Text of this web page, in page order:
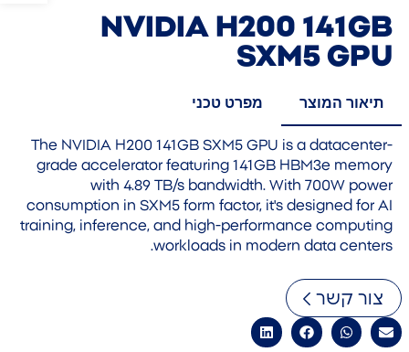
NVIDIA H200 141GB
SXM5 GPU
תיאור המוצר מפרט טכני
The NVIDIA H200 141GB SXM5 GPU is a datacenter-
grade accelerator featuring 141GB HBM3e memory
with 4.89 TB/s bandwidth. With 700W power
consumption in SXM5 form factor, it's designed for AI
training, inference, and high-performance computing
workloads in modern data centers.
צור קשר